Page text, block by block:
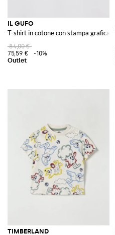
IL GUFO
T-shirt in cotone con stampa grafica
84,00 €
75,59 €
-10%
TIMBERLAND